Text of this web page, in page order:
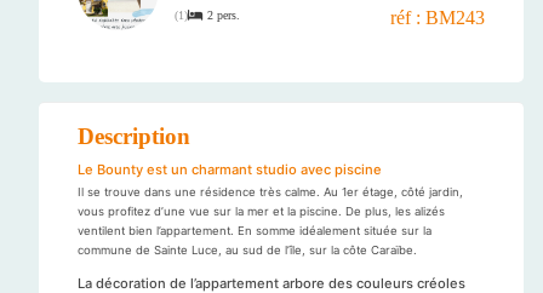
(1) 2 pers. réf : BM243
Description
Le Bounty est un charmant studio avec piscine
Il se trouve dans une résidence très calme. Au 1er étage, côté jardin,
vous profitez d’une vue sur la mer et la piscine. De plus, les alizés
ventilent bien l’appartement. En somme idéalement située sur la
commune de Sainte Luce, au sud de l’île, sur la côte Caraïbe.
La décoration de l’appartement arbore des couleurs créoles